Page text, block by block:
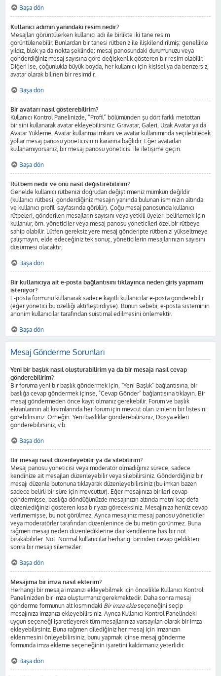
Başa dön
Kullanıcı adımın yanındaki resim nedir?
Mesajları görüntülerken kullanıcı adı ile birlikte iki tane resim
görüntülenebilir. Bunlardan bir tanesi rütbeniz ile ilişkilendirilmiş; genellikle
yıldız, blok ya da nokta şeklinde; mesaj panosundaki durumunuzu veya
gönderdiğiniz mesaj sayısına göre değişkenlik gösteren bir resim olabilir.
Diğeri ise, çoğunlukla büyük boyda, her kullanıcı için kişisel ya da benzersiz,
avatar olarak bilinen bir resimdir.
Başa dön
Bir avatarı nasıl gösterebilirim?
Kullanıcı Kontrol Panelinizde, “Profil” bölümünden şu dört farklı metottan
birisini kullanarak avatar ekleyebilirsiniz: Gravatar, Galeri, Uzak Avatar ya da
Avatar Yükleme. Avatar kullanma imkanı ve avatar kullanımında seçilebilecek
yollar mesaj panosu yöneticisinin kararına bağlıdır. Eğer avatarları
kullanamıyorsanız, bir mesaj panosu yöneticisi ile iletişime geçin.
Başa dön
Rütbem nedir ve onu nasıl değiştirebilirim?
Genelde kullanıcı rütbenizi doğrudan değiştirmeniz mümkün değildir
(kullanıcı rütbesi, gönderdiğiniz mesajın yanında bulunan isminizin altında
ve kullanıcı profili sayfasında görülür). Çoğu mesaj panosunda kullanıcı
rütbeleri, gönderilen mesajların sayısını veya yetkili üyeleri belirlemek için
kullanılır, örn. yöneticiler veya mesaj panosu yöneticileri özel bir rütbeye
sahip olabilir. Lütfen gereksiz yere mesaj gönderipte rütbenizi yükseltmeye
çalışmayın, elde edeceğiniz tek sonuç, yöneticilerin mesajlarınızın sayısını
düşürmesi olacaktır.
Başa dön
Bir kullanıcıya ait e-posta bağlantısını tıklayınca neden giriş yapmam
isteniyor?
E-posta formunu kullanarak sadece kayıtlı kullanıcılar e-posta gönderebilir
(eğer yönetici bu özelliği aktifleştirdiyse). Bunun sebebi, e-posta sisteminin
anonim kullanıcılar tarafından suistimal edilmesini önlemektir.
Başa dön
Mesaj Gönderme Sorunları
Yeni bir başlık nasıl oluşturabilirim ya da bir mesaja nasıl cevap
gönderebilirim?
Bir foruma yeni bir başlık göndermek için, "Yeni Başlık" bağlantısına, bir
başlığa cevap göndermek içinse, "Cevap Gönder" bağlantısına tıklayın. Bir
mesaj göndermeden önce kayıt olmanız gerekebilir. Forum ve başlık
ekranlarının alt kısımlarında her forum için mevcut olan izinlerin bir listesini
görebilirsiniz. Örneğin: Yeni başlıklar gönderebilirsiniz, Dosya ekleri
gönderebilirsiniz, v.b.
Başa dön
Bir mesajı nasıl düzenleyebilir ya da silebilirim?
Mesaj panosu yöneticisi veya moderatör olmadığınız sürece, sadece
kendinize ait mesajları düzenleyebilir veya silebilirsiniz. Gönderdiğiniz bir
mesajı düzenle butonuna tıklayarak düzenleyebilirsiniz (bu imkan bazen
sadece belirli bir süre için mevcuttur). Eğer mesajınıza birileri cevap
göndermişse, başlığa döndüğünüzde mesajınızın altında metni kaç defa
düzenlediğinizi gösteren kısa bir yazı göreceksiniz. Mesajınıza henüz cevap
verilmemişse, bu not görülmez. Ayrıca mesajınız mesaj panosu yöneticileri
veya moderatörler tarafından düzenlenince de bu metin görünmez. Buna
rağmen mesajı neden düzenlediklerine dair kendilerine has bir not
bırakabilirler. Not: Normal kullanıcılar herhangi birinden cevap geldikten
sonra bir mesajı silemezler.
Başa dön
Mesajıma bir imza nasıl eklerim?
Herhangi bir mesaja imzanızı ekleyebilmek için öncelikle Kullanıcı Kontrol
Panelinizden bir imza oluşturmanız gerekmektedir. Daha sonra mesaj
gönderme formunun alt kısmındaki Bir imza ekleseçeneğini seçip
mesajınıza imzanızı ekleyebilirsiniz. Ayrıca Kullanıcı Kontrol Panelindeki
uygun seçeneği işaretleyerek tüm mesajlarınıza varsayılan olarak bir imza
ekleyebilirsiniz. Buna rağmen dilediğiniz her mesaj için imzanızın
eklenmesini önleyebilirsiniz, bunu yapmak içinse mesaj gönderme
formunda imza ekleme seçeneğinin işaretini kaldırmanız yeterlidir.
Başa dön